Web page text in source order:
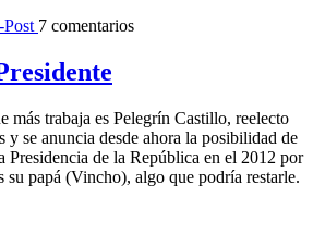
7 comentarios
más trabaja es Pelegrín Castillo, reelecto
y se anuncia desde ahora la posibilidad de
Presidencia de la República en el 2012 por
su papá (Vincho), algo que podría restarle.